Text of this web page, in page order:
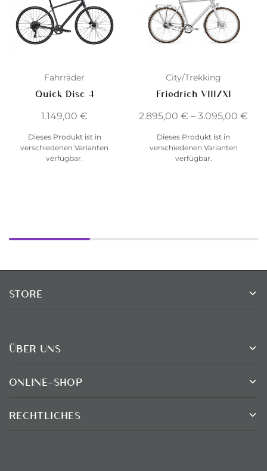
Fahrräder
Quick Disc 4
1.149,00€
Dieses Produkt ist in
verschiedenen Varianten
verfügbar.
City/Trekking
Friedrich VIII/XI
2.895,00€ –3.095,00€
Dieses Produkt ist in
verschiedenen Varianten
verfügbar.
STORE
ÜBER UNS
ONLINE-SHOP
RECHTLICHES